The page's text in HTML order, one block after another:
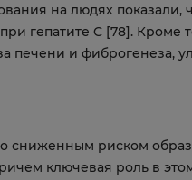
на людях показали,
гепатите C [78]. Кроме
печени и фиброгенеза,
сниженным риском
ключевая роль в